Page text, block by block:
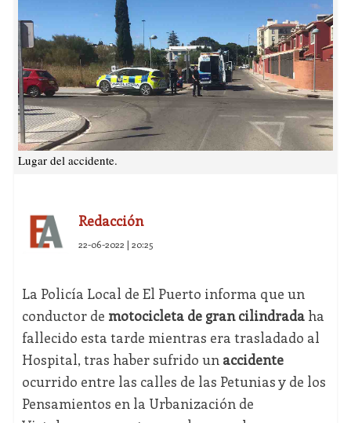
Lugar del accidente.
Redacción
22-06-2022 | 20:25
La Policía Local de El Puerto informa que un
conductor de motocicleta de gran cilindradaha
fallecido esta tarde mientras era trasladado al
Hospital, tras haber sufrido un accidente
ocurrido entre las calles de las Petunias y de los
Pensamientos en la Urbanización de